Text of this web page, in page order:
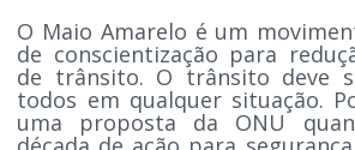
O Maio Amarelo é um
de conscientização para
de trânsito. O trânsito deve
todos em qualquer situação.
uma proposta da ONU